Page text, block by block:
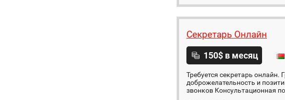
Секретарь Онлайн
150$ в месяц
Требуется секретарь
доброжелательность и
звонков Консультационная